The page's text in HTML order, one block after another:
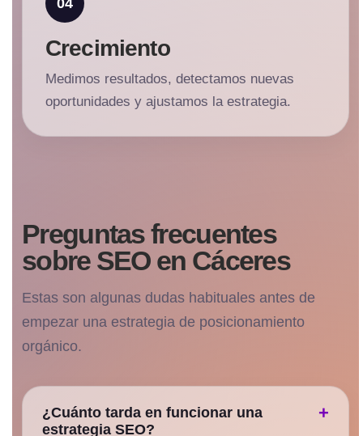
Crecimiento
Medimos resultados, detectamos nuevas
oportunidades y ajustamos la estrategia.
Preguntas frecuentes
sobre SEO en Cáceres
Estas son algunas dudas habituales antes de
empezar una estrategia de posicionamiento
orgánico.
¿Cuánto tarda en funcionar una
estrategia SEO?